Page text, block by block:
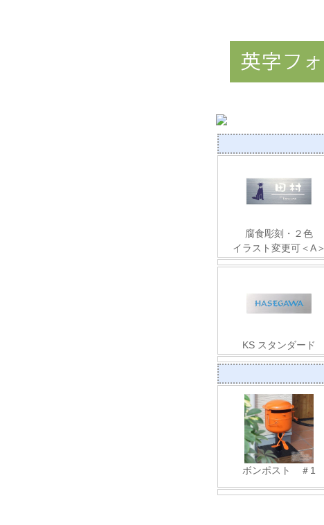
腐食彫刻・２色
イラスト変更可＜A＞
KS スタンダード
ボンポスト ＃1